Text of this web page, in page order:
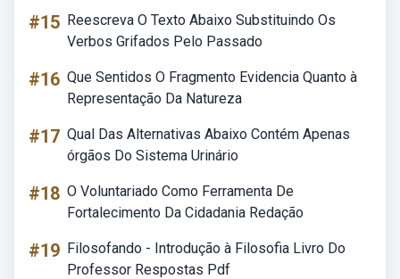
#15 Reescreva O Texto Abaixo Substituindo Os
Verbos Grifados Pelo Passado
#16 Que Sentidos O Fragmento Evidencia Quanto à
Representação Da Natureza
#17 Qual Das Alternativas Abaixo Contém Apenas
órgãos Do Sistema Urinário
#18 O Voluntariado Como Ferramenta De
Fortalecimento Da Cidadania Redação
#19 Filosofando - Introdução à Filosofia Livro Do
Professor Respostas Pdf